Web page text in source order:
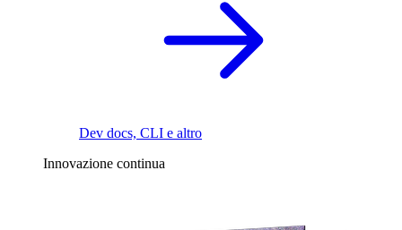
Dev docs, CLI e altro
Innovazione continua